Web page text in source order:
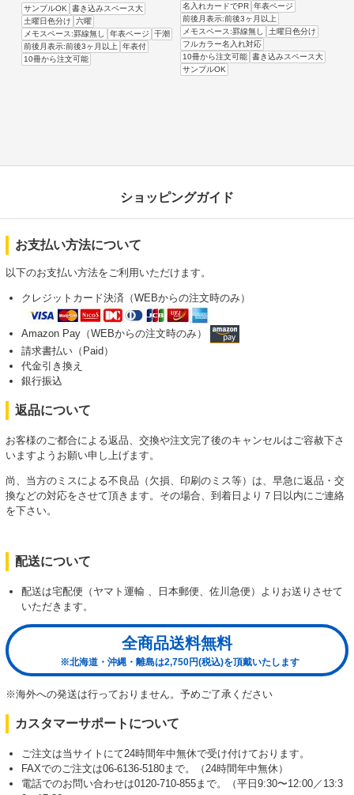
サンプルOK
書き込みスペース大
土曜日色分け
六曜
メモスペース:罫線無し
年表ページ
干潮
前後月表示:前後3ヶ月以上
年表付
10冊から注文可能
名入れカードでPR 年表ページ
前後月表示:前後3ヶ月以上
メモスペース:罫線無し
土曜日色分け
フルカラー名入れ対応
10冊から注文可能 書き込みスペース大
サンプルOK
ショッピングガイド
お支払い方法について
以下のお支払い方法をご利用いただけます。
クレジットカード決済（WEBからの注文時のみ）
Amazon Pay（WEBからの注文時のみ）
請求書払い（Paid）
代金引き換え
銀行振込
返品について
お客様のご都合による返品、交換や注文完了後のキャンセルはご容赦下さ
いますようお願い申し上げます。
尚、当方のミスによる不良品（欠損、印刷のミス等）は、早急に返品・交
換などの対応をさせて頂きます。その場合、到着日より７日以内にご連絡
を下さい。
配送について
配送は宅配便（ヤマト運輸 、日本郵便、佐川急便）よりお送りさせて
いただきます。
全商品送料無料
※北海道・沖縄・離島は2,750円(税込)を頂戴いたします
※海外への発送は行っておりません。予めご了承ください
カスタマーサポートについて
ご注文は当サイトにて24時間年中無休で受け付けております。
FAXでのご注文は06-6136-5180まで。（24時間年中無休）
電話でのお問い合わせは0120-710-855まで。（平日9:30〜12:00／13:3